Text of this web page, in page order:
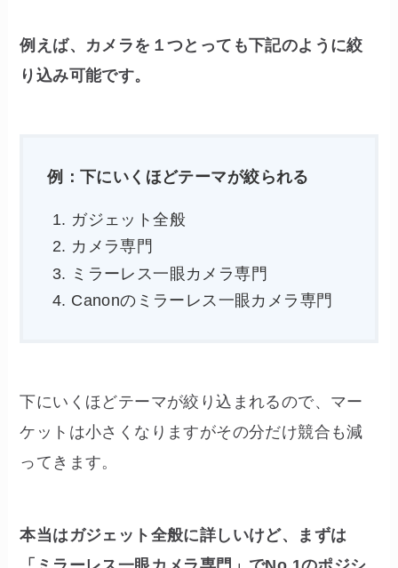
例えば、カメラを１つとっても下記のように絞
り込み可能です。
例：下にいくほどテーマが絞られる
ガジェット全般
カメラ専門
ミラーレス一眼カメラ専門
Canonのミラーレス一眼カメラ専門
下にいくほどテーマが絞り込まれるので、マー
ケットは小さくなりますがその分だけ競合も減
ってきます。
本当はガジェット全般に詳しいけど、まずは